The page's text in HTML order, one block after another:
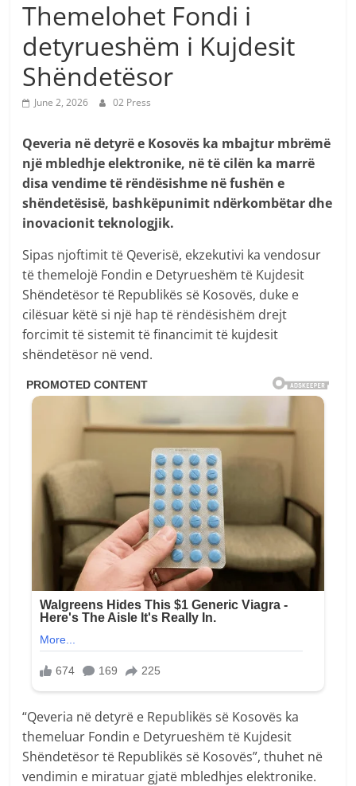
Themelohet Fondi i
detyrueshëm i Kujdesit
Shëndetësor
June 2, 2026 02 Press
Qeveria në detyrë e Kosovës ka mbajtur mbrëmë
një mbledhje elektronike, në të cilën ka marrë
disa vendime të rëndësishme në fushën e
shëndetësisë, bashkëpunimit ndërkombëtar dhe
inovacionit teknologjik.
Sipas njoftimit të Qeverisë, ekzekutivi ka vendosur
të themelojë Fondin e Detyrueshëm të Kujdesit
Shëndetësor të Republikës së Kosovës, duke e
cilësuar këtë si një hap të rëndësishëm drejt
forcimit të sistemit të financimit të kujdesit
shëndetësor në vend.
“Qeveria në detyrë e Republikës së Kosovës ka
themeluar Fondin e Detyrueshëm të Kujdesit
Shëndetësor të Republikës së Kosovës”, thuhet në
vendimin e miratuar gjatë mbledhjes elektronike.